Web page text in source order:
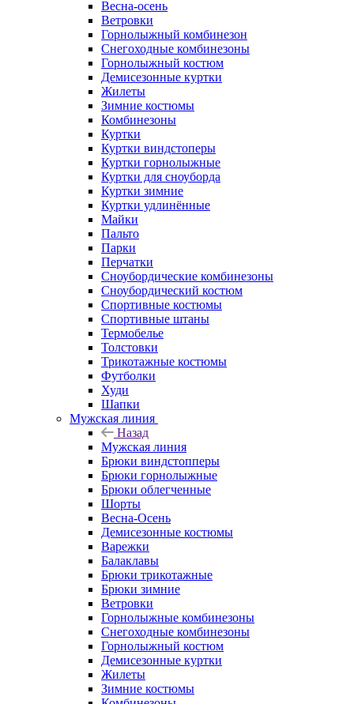
Весна-осень
Ветровки
Горнолыжный комбинезон
Снегоходные комбинезоны
Горнолыжный костюм
Демисезонные куртки
Жилеты
Зимние костюмы
Комбинезоны
Куртки
Куртки виндстоперы
Куртки горнолыжные
Куртки для сноуборда
Куртки зимние
Куртки удлинённые
Майки
Пальто
Парки
Перчатки
Сноубордические комбинезоны
Сноубордический костюм
Спортивные костюмы
Спортивные штаны
Термобелье
Толстовки
Трикотажные костюмы
Футболки
Худи
Шапки
Мужская линия
Назад
Мужская линия
Брюки виндстопперы
Брюки горнолыжные
Брюки облегченные
Шорты
Весна-Осень
Демисезонные костюмы
Варежки
Балаклавы
Брюки трикотажные
Брюки зимние
Ветровки
Горнолыжные комбинезоны
Снегоходные комбинезоны
Горнолыжный костюм
Демисезонные куртки
Жилеты
Зимние костюмы